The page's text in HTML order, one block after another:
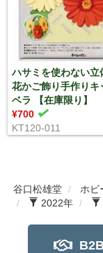
ハサミを使わない
花かご飾り手作り
ベラ 【在庫限り】
¥700
KT120-011
谷口松雄堂 ホビ
2022年